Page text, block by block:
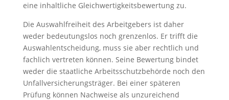
eine inhaltliche Gleichwertigkeitsbewertung zu.
Die Auswahlfreiheit des Arbeitgebers ist daher
weder bedeutungslos noch grenzenlos. Er trifft die
Auswahlentscheidung, muss sie aber rechtlich und
fachlich vertreten können. Seine Bewertung bindet
weder die staatliche Arbeitsschutzbehörde noch den
Unfallversicherungsträger. Bei einer späteren
Prüfung können Nachweise als unzureichend